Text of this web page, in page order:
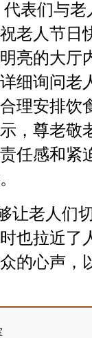
表们与
老人节日
亮的大
细询问老
理安排
，尊老敬
任感和紧
让老人们
也拉近
的心声，